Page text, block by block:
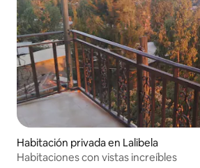
Habitación privada en Lalibela
Habitaciones con vistas increíbles